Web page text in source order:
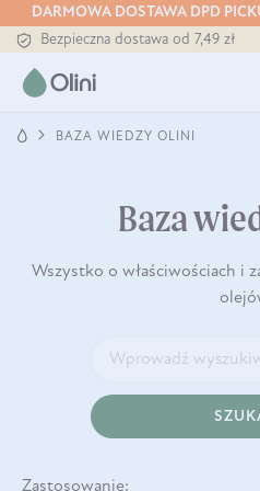
DARMOWA DOSTAWA DPD
Tłoczony zawsze na zimno
Bezpieczna dostawa od 7,49 zł
Tłoczony zawsze na zimno
BAZA WIEDZY OLINI
Baza
Wszystko o właściwościach i
Zastosowanie: